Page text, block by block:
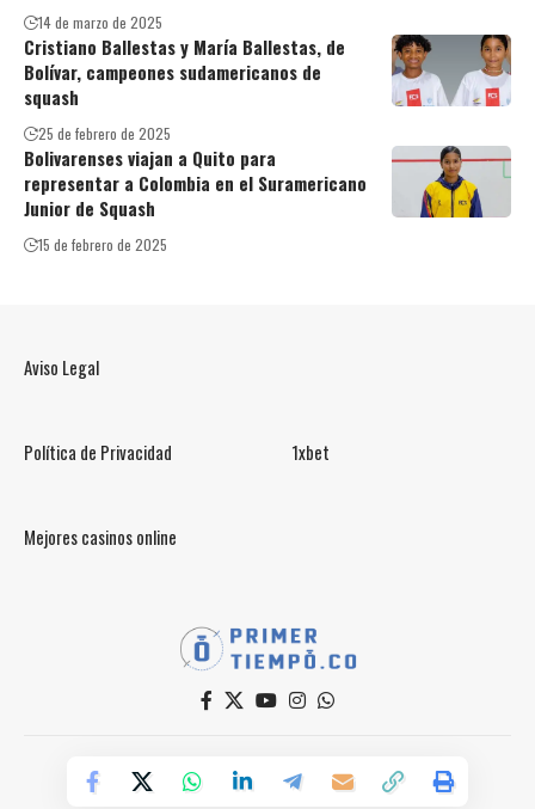
14 de marzo de 2025
Cristiano Ballestas y María Ballestas, de
Bolívar, campeones sudamericanos de
squash
25 de febrero de 2025
Bolivarenses viajan a Quito para
representar a Colombia en el Suramericano
Junior de Squash
15 de febrero de 2025
Aviso Legal
Política de Privacidad 1xbet
Mejores casinos online
Powered by Primer Tiempo Deportes SAS